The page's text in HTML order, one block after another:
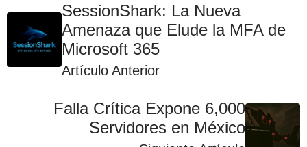
SessionShark: La Nueva
Amenaza que Elude la MFA de
Microsoft 365
Artículo Anterior
Falla Crítica Expone 6,000
Servidores en México